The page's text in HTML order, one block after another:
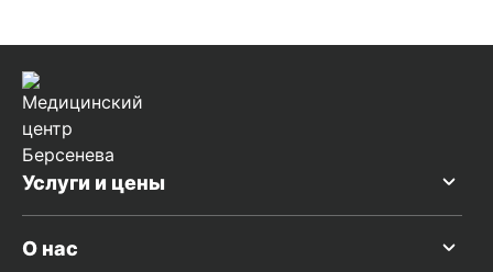
Услуги и цены
О нас